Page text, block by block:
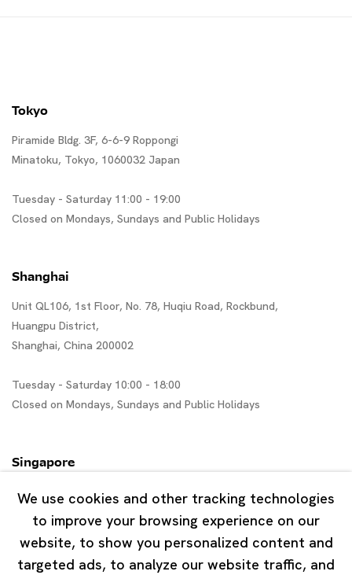
Tokyo
Piramide Bldg. 3F, 6-6-9 Roppongi
Minatoku, Tokyo, 1060032 Japan
Tuesday - Saturday 11:00 - 19:00
Closed on Mondays, Sundays and Public Holidays
Shanghai
Unit QL106, 1st Floor, No. 78, Huqiu Road, Rockbund,
Huangpu District,
Shanghai, China 200002
Tuesday - Saturday 10:00 - 18:00
Closed on Mondays, Sundays and Public Holidays
Singapore
7 Lock Road, #02-13 Gillman Barracks
Tuesday - Saturday 11:00 - 19:00
Closed on Mondays, Sundays and Public Holidays
We use cookies and other tracking technologies
to improve your browsing experience on our
website, to show you personalized content and
targeted ads, to analyze our website traffic, and